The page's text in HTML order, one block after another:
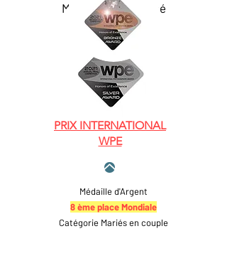
Membre sélectionné
PRIX INTERNATIONAL
WPE
Médaille d'Argent
8 ème place Mondiale
Catégorie Mariés en couple